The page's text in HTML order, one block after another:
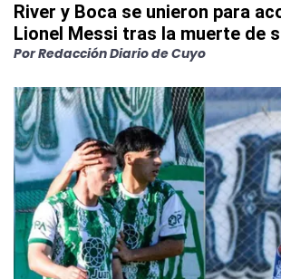
River y Boca se unieron para
Lionel Messi tras la muerte de
PorRedacción Diario de Cuyo